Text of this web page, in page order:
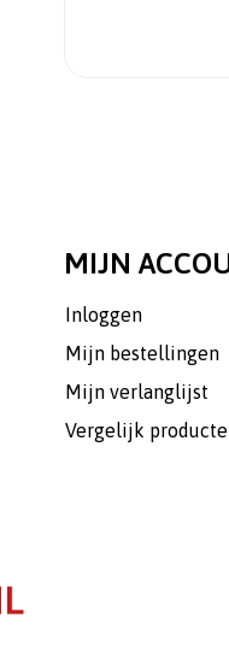
MIJN
Inloggen
Mijn bestellingen
Mijn verlanglijst
Vergelijk